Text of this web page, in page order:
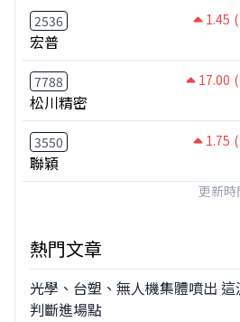
2536 1.45
宏普
7788 17.00
松川精密
3550 1.75
聯穎
更新
熱門文章
光學、台塑、無人機集體噴出
判斷進場點